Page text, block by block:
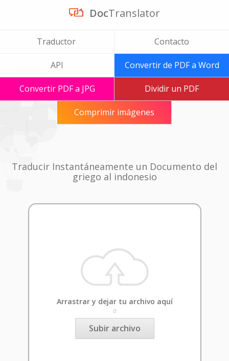
DocTranslator
Traductor Contacto
API Convertir de PDF a Word
Convertir PDF a JPG Dividir un PDF
Comprimir imágenes
Traducir Instantáneamente un Documento del
griego al indonesio
Arrastrar y dejar tu archivo aquí
o
Subir archivo